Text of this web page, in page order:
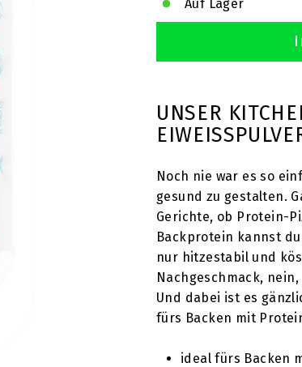
Auf Lager
UNSER
Noch nie war es so
gesund zu gestalten.
Gerichte, ob Protein-
Backprotein kannst
nur hitzestabil und
Nachgeschmack,
Und dabei ist es
fürs Backen mit
ideal fürs Backen